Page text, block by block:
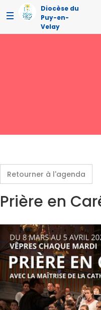
Diocèse du
Puy-en-
Velay
Retourner à l'agenda
Prière en